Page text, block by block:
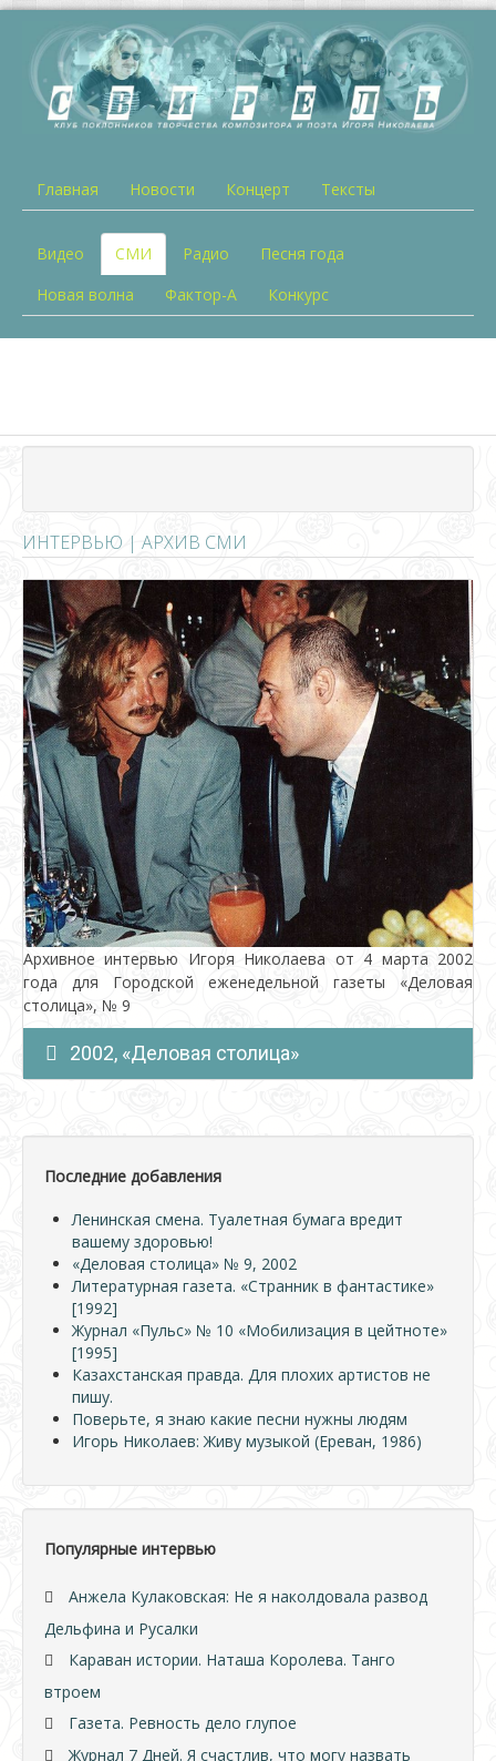
Главная Новости Концерт Тексты
Видео СМИ Радио
Песня года
Новая волна
Фактор-А Конкурс
ИНТЕРВЬЮ | АРХИВ СМИ
Архивное интервью Игоря Николаева от 4 марта 2002
года для Городской еженедельной газеты «Деловая
столица», № 9
2002, «Деловая столица»
Последние добавления
Ленинская смена. Туалетная бумага вредит
вашему здоровью!
«Деловая столица» № 9, 2002
Литературная газета. «Странник в фантастике»
[1992]
Журнал «Пульс» № 10 «Мобилизация в цейтноте»
[1995]
Казахстанская правда. Для плохих артистов не
пишу.
Поверьте, я знаю какие песни нужны людям
Игорь Николаев: Живу музыкой (Ереван, 1986)
Популярные интервью
Анжела Кулаковская: Не я наколдовала развод
Дельфина и Русалки
Караван истории. Наташа Королева. Танго
втроем
Газета. Ревность дело глупое
Журнал 7 Дней. Я счастлив, что могу назвать